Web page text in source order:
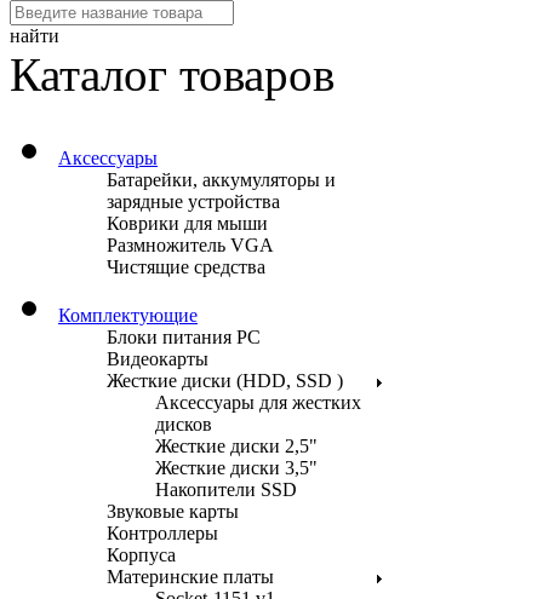
найти
Каталог товаров
Аксессуары
Батарейки, аккумуляторы и
зарядные устройства
Коврики для мыши
Размножитель VGA
Чистящие средства
Комплектующие
Блоки питания PC
Видеокарты
Жесткие диски (HDD, SSD )
Аксессуары для жестких
дисков
Жесткие диски 2,5"
Жесткие диски 3,5"
Накопители SSD
Звуковые карты
Контроллеры
Корпуса
Материнские платы